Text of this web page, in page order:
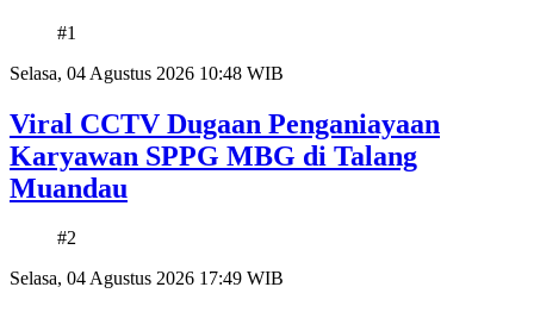
#1
Selasa, 04 Agustus 2026 10:48 WIB
Viral CCTV Dugaan Penganiayaan
Karyawan SPPG MBG di Talang
Muandau
#2
Selasa, 04 Agustus 2026 17:49 WIB